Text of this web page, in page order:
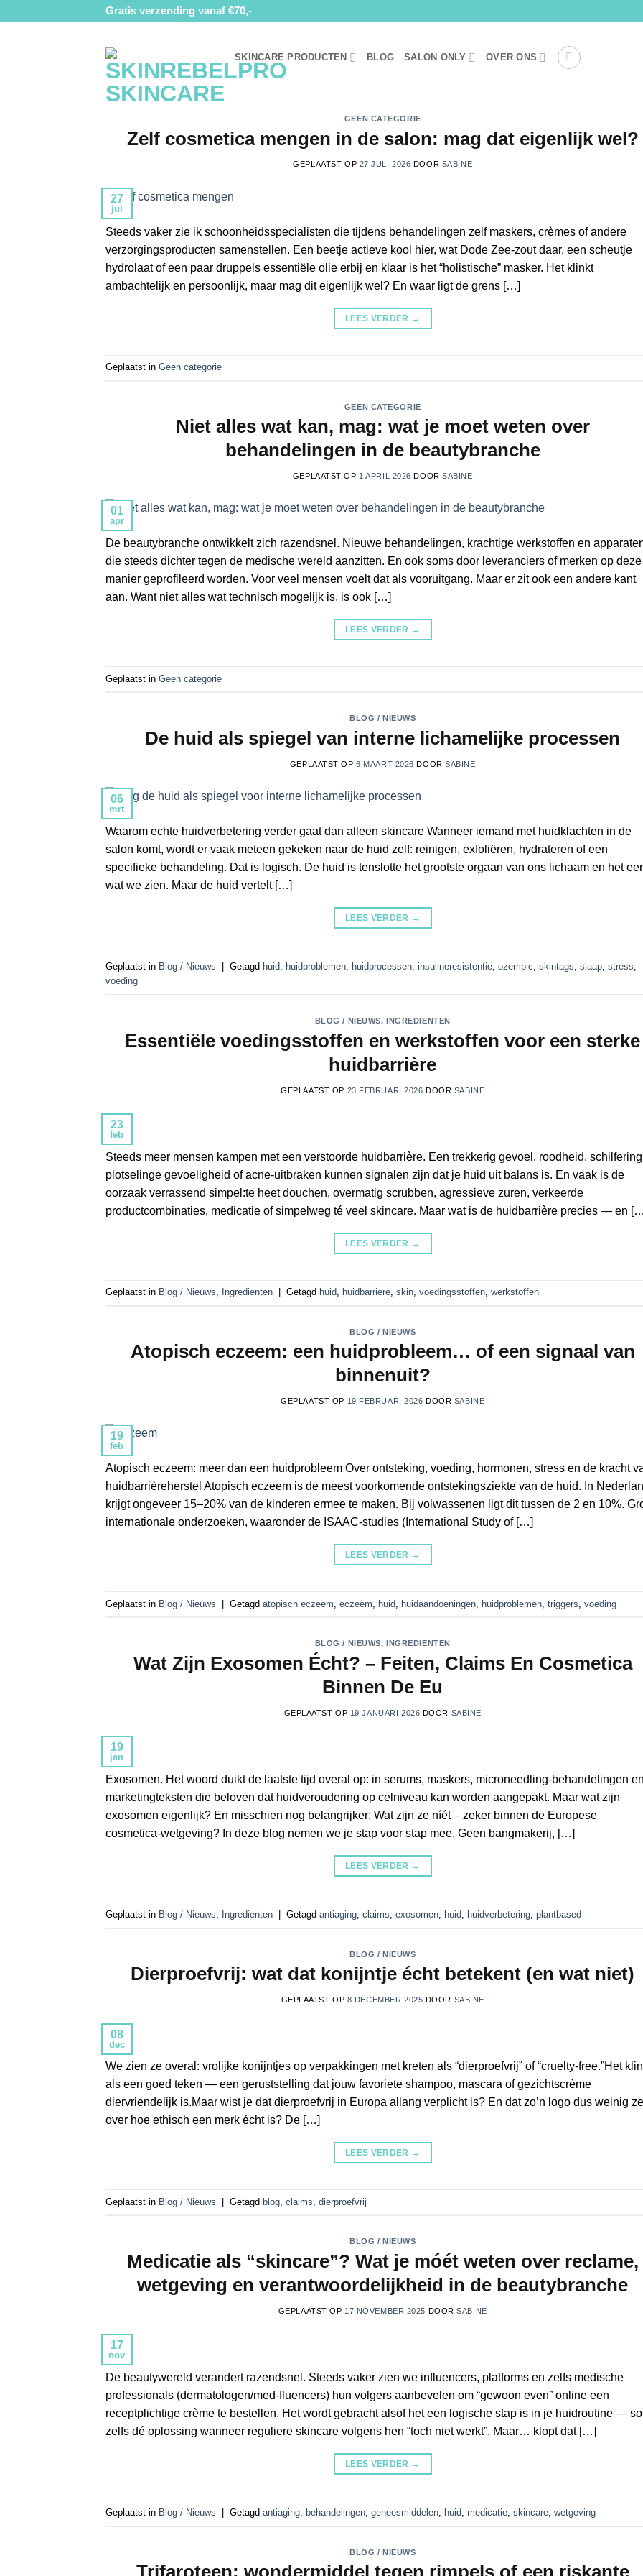
Gratis verzending vanaf €70,-
SKINCARE PRODUCTEN BLOG SALON ONLY OVER ONS
GEEN CATEGORIE
Zelf cosmetica mengen in de salon: mag dat eigenlijk wel?
GEPLAATST OP 27 JULI 2026 DOOR SABINE
27
jul
Steeds vaker zie ik schoonheidsspecialisten die tijdens behandelingen zelf maskers, crèmes of andere
verzorgingsproducten samenstellen. Een beetje actieve kool hier, wat Dode Zee-zout daar, een scheutje
hydrolaat of een paar druppels essentiële olie erbij en klaar is het “holistische” masker. Het klinkt
ambachtelijk en persoonlijk, maar mag dit eigenlijk wel? En waar ligt de grens […]
LEES VERDER →
Geplaatst in Geen categorie
GEEN CATEGORIE
Niet alles wat kan, mag: wat je moet weten over
behandelingen in de beautybranche
GEPLAATST OP 1 APRIL 2026 DOORSABINE
01
apr
De beautybranche ontwikkelt zich razendsnel. Nieuwe behandelingen, krachtige werkstoffen en
die steeds dichter tegen de medische wereld aanzitten. En ook soms door leveranciers of merken op deze
manier geprofileerd worden. Voor veel mensen voelt dat als vooruitgang. Maar er zit ook een andere kant
aan. Want niet alles wat technisch mogelijk is, is ook […]
LEES VERDER →
Geplaatst in Geen categorie
BLOG / NIEUWS
De huid als spiegel van interne lichamelijke processen
GEPLAATST OP6 MAART 2026 DOORSABINE
06
mrt
Waarom echte huidverbetering verder gaat dan alleen skincare Wanneer iemand met huidklachten in de
salon komt, wordt er vaak meteen gekeken naar de huid zelf: reinigen, exfoliëren, hydrateren of een
specifieke behandeling. Dat is logisch. De huid is tenslotte het grootste orgaan van ons lichaam en het
wat we zien. Maar de huid vertelt […]
LEES VERDER →
Geplaatst in Blog / Nieuws Getagd huid, huidproblemen, huidprocessen, insulineresistentie, ozempic, skintags, slaap, stress,
voeding
BLOG / NIEUWS,INGREDIENTEN
Essentiële voedingsstoffen en werkstoffen voor een sterke
huidbarrière
GEPLAATST OP 23 FEBRUARI 2026 DOOR SABINE
23
feb
Steeds meer mensen kampen met een verstoorde huidbarrière. Een trekkerig gevoel, roodheid,
plotselinge gevoeligheid of acne-uitbraken kunnen signalen zijn dat je huid uit balans is. En vaak is de
oorzaak verrassend simpel:te heet douchen, overmatig scrubben, agressieve zuren, verkeerde
productcombinaties, medicatie of simpelweg té veel skincare. Maar wat is de huidbarrière precies — en
LEES VERDER →
Geplaatst in Blog / Nieuws Ingredienten Getagd huid huidbarriere skin voedingsstoffen werkstoffen
BLOG / NIEUWS
Atopisch eczeem: een huidprobleem… of een signaal van
binnenuit?
GEPLAATST OP 19 FEBRUARI 2026 DOOR SABINE
19
feb
Atopisch eczeem: meer dan een huidprobleem Over ontsteking, voeding, hormonen, stress en de kracht
huidbarrièreherstel Atopisch eczeem is de meest voorkomende ontstekingsziekte van de huid. In
krijgt ongeveer 15–20% van de kinderen ermee te maken. Bij volwassenen ligt dit tussen de 2 en 10%.
internationale onderzoeken, waaronder de ISAAC-studies (International Study of […]
LEES VERDER →
Geplaatst in Blog / Nieuws | Getagd atopisch eczeem eczeem huid huidaandoeningen huidproblemen triggers voeding
BLOG / NIEUWS, INGREDIENTEN
Wat Zijn Exosomen Écht? – Feiten, Claims En Cosmetica
Binnen De Eu
GEPLAATST OP 19 JANUARI 2026 DOOR SABINE
19
jan
Exosomen. Het woord duikt de laatste tijd overal op: in serums, maskers, microneedling‑behandelingen
marketingteksten die beloven dat huidveroudering op celniveau kan worden aangepakt. Maar wat zijn
exosomen eigenlijk? En misschien nog belangrijker: Wat zijn ze níét – zeker binnen de Europese
cosmetica‑wetgeving? In deze blog nemen we je stap voor stap mee. Geen bangmakerij, […]
LEES VERDER →
Geplaatst in Blog / Nieuws, Ingredienten Getagd antiaging, claims, exosomen, huid, huidverbetering, plantbased
BLOG / NIEUWS
Dierproefvrij: wat dat konijntje écht betekent (en wat niet)
GEPLAATST OP 8 DECEMBER 2025 DOOR SABINE
08
dec
We zien ze overal: vrolijke konijntjes op verpakkingen met kreten als “dierproefvrij” of “cruelty-free.”Het
als een goed teken — een geruststelling dat jouw favoriete shampoo, mascara of gezichtscrème
diervriendelijk is.Maar wist je dat dierproefvrij in Europa allang verplicht is? En dat zo’n logo dus weinig
over hoe ethisch een merk écht is? De […]
LEES VERDER →
Geplaatst in Blog / Nieuws | Getagd blog claims dierproefvrij
BLOG / NIEUWS
Medicatie als “skincare”? Wat je móét weten over reclame,
wetgeving en verantwoordelijkheid in de beautybranche
GEPLAATST OP 17 NOVEMBER 2025 DOORSABINE
17
nov
De beautywereld verandert razendsnel. Steeds vaker zien we influencers, platforms en zelfs medische
professionals (dermatologen/med-fluencers) hun volgers aanbevelen om “gewoon even” online een
receptplichtige crème te bestellen. Het wordt gebracht alsof het een logische stap is in je huidroutine —
zelfs dé oplossing wanneer reguliere skincare volgens hen “toch niet werkt”. Maar… klopt dat […]
LEES VERDER →
Geplaatst in Blog / Nieuws Getagd antiaging, behandelingen, geneesmiddelen, huid, medicatie, skincare, wetgeving
BLOG / NIEUWS
Trifaroteen: wondermiddel tegen rimpels of een riskante